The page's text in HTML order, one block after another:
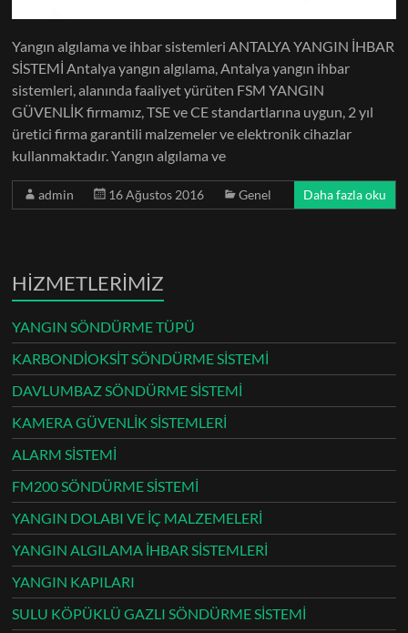
Yangın algılama ve ihbar sistemleri ANTALYA YANGIN İHBAR
SİSTEMİ Antalya yangın algılama, Antalya yangın ihbar
sistemleri, alanında faaliyet yürüten FSM YANGIN
GÜVENLİK firmamız, TSE ve CE standartlarına uygun, 2 yıl
üretici firma garantili malzemeler ve elektronik cihazlar
kullanmaktadır. Yangın algılama ve
admin 16 Ağustos 2016 Genel Daha fazla oku
HİZMETLERİMİZ
YANGIN SÖNDÜRME TÜPÜ
KARBONDİOKSİT SÖNDÜRME SİSTEMİ
DAVLUMBAZ SÖNDÜRME SİSTEMİ
KAMERA GÜVENLİK SİSTEMLERİ
ALARM SİSTEMİ
FM200 SÖNDÜRME SİSTEMİ
YANGIN DOLABI VE İÇ MALZEMELERİ
YANGIN ALGILAMA İHBAR SİSTEMLERİ
YANGIN KAPILARI
SULU KÖPÜKLÜ GAZLI SÖNDÜRME SİSTEMİ